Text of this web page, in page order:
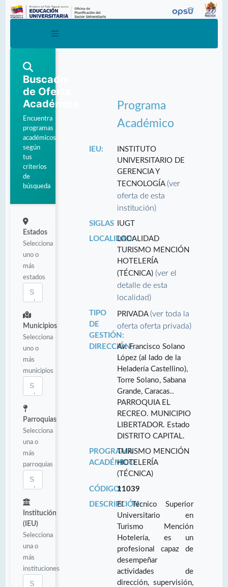
Buscador
de Oferta
Académica
Encuentra
programas
académicos
según
tus
criterios
de
búsqueda
Estados
Selecciona
uno o
más
estados
Municipios
Selecciona
uno o
más
municipios
Parroquias
Selecciona
una o
más
parroquias
Institución
(IEU)
Selecciona
una o
más
instituciones
Programa
Académico
IEU:
INSTITUTO
UNIVERSITARIO DE
GERENCIA Y
TECNOLOGÍA(ver
oferta de esta
institución)
SIGLAS
IUGT
LOCALIDAD:LOCALIDAD
TURISMO MENCIÓN
HOTELERÍA
(TÉCNICA)(ver el
detalle de esta
localidad)
TIPO
DE
GESTIÓN:
PRIVADA(ver toda la
oferta oferta privada)
DIRECCIÓN:Av. Francisco Solano
López (al lado de la
Heladería Castellino),
Torre Solano, Sabana
Grande, Caracas..
PARROQUIA EL
RECREO. MUNICIPIO
LIBERTADOR. Estado
DISTRITO CAPITAL.
PROGRAMA
ACADÉMICO:
TURISMO MENCIÓN
HOTELERÍA
(TÉCNICA)
CÓDIGO:11039
DESCRIPCIÓN:El Técnico Superior
Universitario en
Turismo Mención
Hotelería, es un
profesional capaz de
desempeñar
actividades de
dirección, supervisión,